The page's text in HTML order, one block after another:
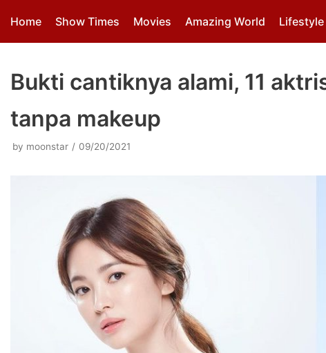
Skip
Home Show Times Movies Amazing World Lifestyle
Bukti cantiknya alami, 11
tanpa makeup
by moonstar 09/20/2021